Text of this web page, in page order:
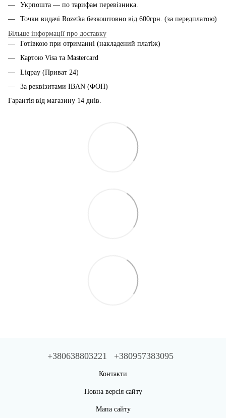
Укрпошта — по тарифам перевiзника.
Точки видачі Rozetka безкоштовно від 600грн. (за передплатою)
Більше інформації про доставку
Готівкою при отриманні (накладений платіж)
Картою Visa та Mastercard
Liqpay (Приват 24)
За реквізитами IBAN (ФОП)
Гарантія від магазину 14 днiв.
+380638803221 +380957383095
Контакти
Повна версія сайту
Мапа сайту